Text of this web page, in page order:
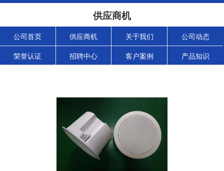
供应商机
公司首页 供应商机 关于我们 公司动态
荣誉认证 招聘中心 客户案例 产品知识